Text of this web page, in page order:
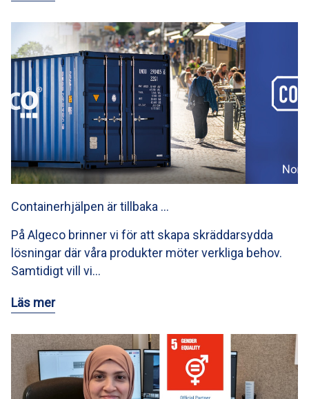
Containerhjälpen är tillbaka …
På Algeco brinner vi för att skapa skräddarsydda
lösningar där våra produkter möter verkliga behov.
Samtidigt vill vi…
Läs mer